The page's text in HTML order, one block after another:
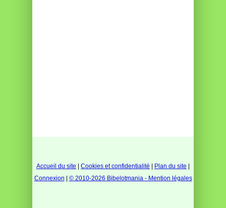
Accueil du site Cookies et confidentialité Plan du site
Connexion
© 2010-2026 Bibelotmania - Mention légales